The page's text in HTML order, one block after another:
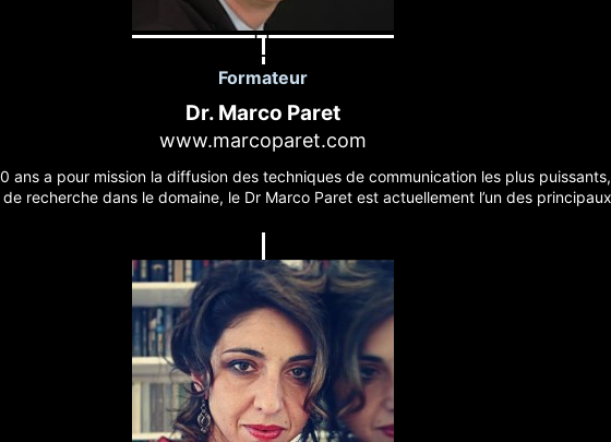
Formateur
Dr. Marco Paret
www.marcoparet.com
ans a pour mission la diffusion des techniques de communication les plus
recherche dans le domaine, le Dr Marco Paret est actuellement l’un des